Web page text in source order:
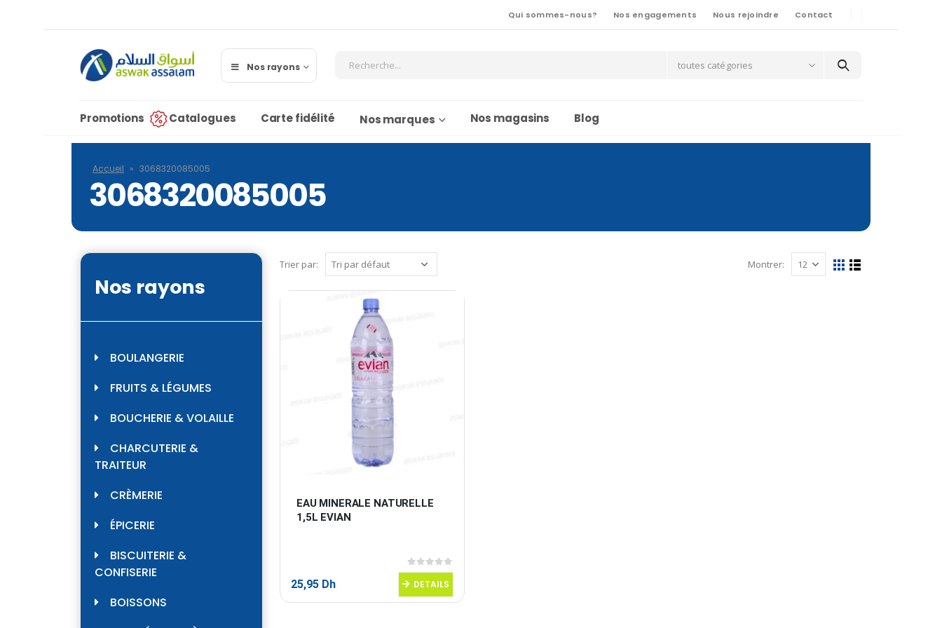
Qui sommes-nous? Nos engagements Nous rejoindre Contact
Nos rayons toutes catégories
Promotions Catalogues Carte fidélité Nos marques Nos magasins Blog
Accueil » 3068320085005
3068320085005
Trier par: Montrer:
EAU MINERALE NATURELLE
1,5L EVIAN
0sur 5
25,95 Dh DETAILS
Nos rayons
BOULANGERIE
FRUITS & LÉGUMES
BOUCHERIE & VOLAILLE
CHARCUTERIE &
TRAITEUR
CRÈMERIE
ÉPICERIE
BISCUITERIE &
CONFISERIE
BOISSONS